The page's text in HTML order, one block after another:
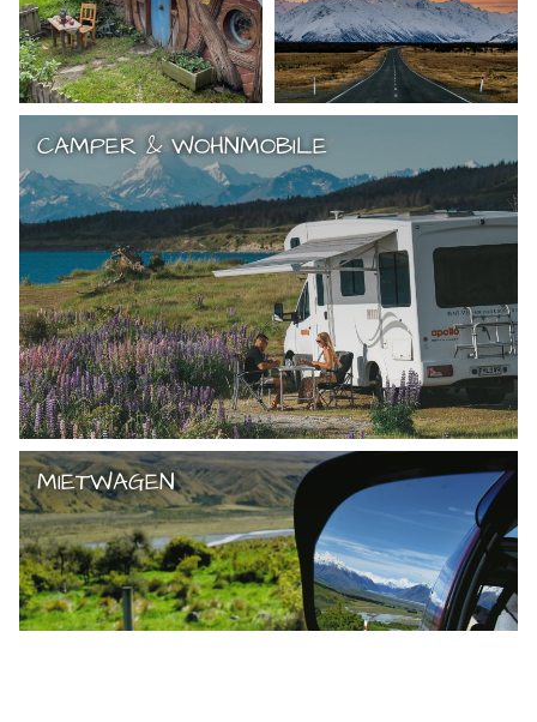
CAMPER & WOHNMOBILE
MIETWAGEN